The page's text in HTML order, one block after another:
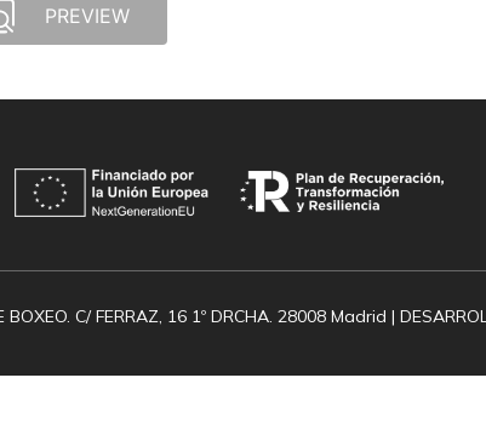
PREVIEW
C/ FERRAZ, 16 1º DRCHA. 28008 Madrid |